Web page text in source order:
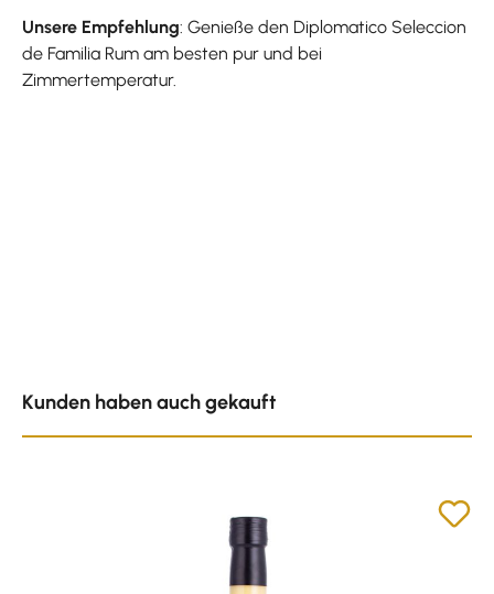
Unsere Empfehlung: Genieße den Diplomatico Seleccion
de Familia Rum am besten pur und bei
Zimmertemperatur.
Kunden haben auch gekauft